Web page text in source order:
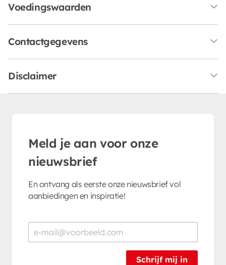
Voedingswaarden
Contactgegevens
Disclaimer
Meld je aan voor onze
nieuwsbrief
En ontvang als eerste onze nieuwsbrief vol
aanbiedingen en inspiratie!
Schrijf mij in